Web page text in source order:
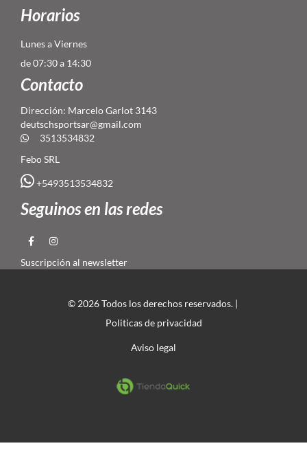
Horarios
Lunes a Viernes
de 07:30 a 14:30
Contacto
Dirección: Marcelo Garlot 3143
deutschsportsar@gmail.com
3513534832
Febo SRL
+5493513534832
Seguinos en las redes
Suscripción al newsletter
© 2026 Todos los derechos reservados. |
Politicas de privacidad
Aviso legal